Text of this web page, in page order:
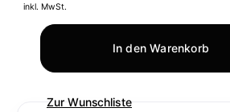
inkl. MwSt.
In den Warenkorb
Zur Wunschliste